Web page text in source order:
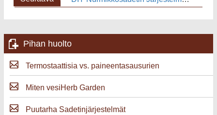
Pihan huolto
Termostaattisia vs. paineentasausurien
Miten vesiHerb Garden
Puutarha Sadetinjärjestelmät